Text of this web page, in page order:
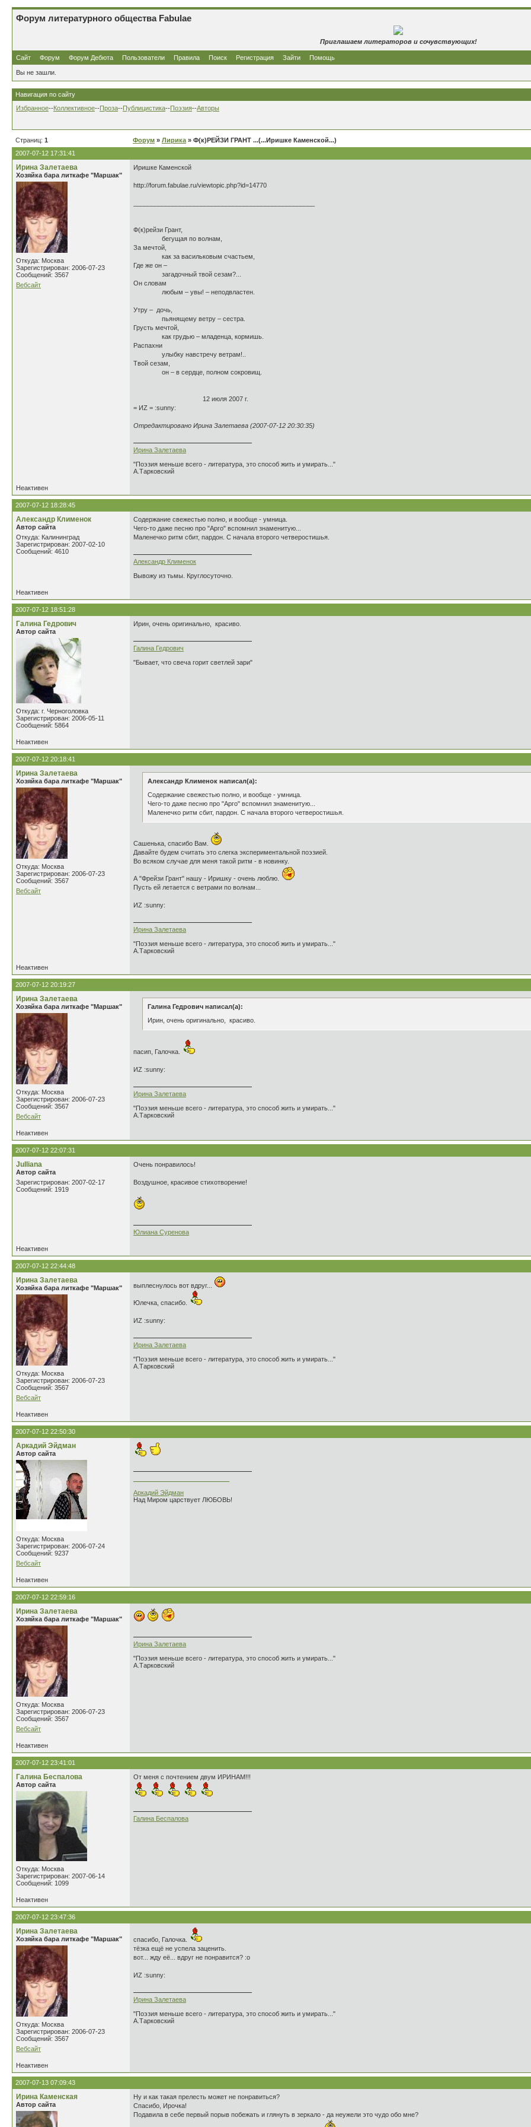
Форум литературного общества Fabulae
Приглашаем литераторов и сочувствующих!
Сайт Форум Форум Дебюта Пользователи Правила Поиск Регистрация Зайти Помощь
Вы не зашли.
Навигация по сайту
Избранное--Коллективное--Проза--Публицистика--Поэзия--Авторы
Страниц: 1 Форум » Лирика » Ф(к)РЕЙЗИ ГРАНТ ...(...Иришке Каменской...)
2007-07-12 17:31:41
Ирина Залетаева
Хозяйка бара литкафе "Маршак"
Откуда: Москва
Зарегистрирован: 2006-07-23
Сообщений: 3567
Вебсайт
Иришке Каменской
http://forum.fabulae.ru/viewtopic.php?id=14770
Ф(к)рейзи Грант,
бегущая по волнам,
За мечтой,
как за васильковым счастьем,
Где же он –
загадочный твой сезам?...
Он словам
любым – увы! – неподвластен.
Утру – дочь,
пьянящему ветру – сестра.
Грусть мечтой,
как грудью – младенца, кормишь.
Распахни
улыбку навстречу ветрам!..
Твой сезам,
он – в сердце, полном сокровищ.
12 июля 2007 г.
= ИZ = :sunny:
Отредактировано Ирина Залетаева (2007-07-12 20:30:35)
Ирина Залетаева
"Поэзия меньше всего - литература, это способ жить и умирать..."
А.Тарковский
Неактивен
2007-07-12 18:28:45
Александр Клименок
Автор сайта
Откуда: Калининград
Зарегистрирован: 2007-02-10
Сообщений: 4610
Содержание свежестью полно, и вообще - умница.
Чего-то даже песню про "Арго" вспомнил знаменитую...
Маленечко ритм сбит, пардон. С начала второго четверостишья.
Александр Клименок
Вывожу из тьмы. Круглосуточно.
Неактивен
2007-07-12 18:51:28
Галина Гедрович
Автор сайта
Откуда: г. Черноголовка
Зарегистрирован: 2006-05-11
Сообщений: 5864
Ирин, очень оригинально, красиво.
Галина Гедрович
"Бывает, что свеча горит светлей зари"
Неактивен
2007-07-12 20:18:41
Ирина Залетаева
Хозяйка бара литкафе "Маршак"
Откуда: Москва
Зарегистрирован: 2006-07-23
Сообщений: 3567
Вебсайт
Александр Клименок написал(а):
Содержание свежестью полно, и вообще - умница.
Чего-то даже песню про "Арго" вспомнил знаменитую...
Маленечко ритм сбит, пардон. С начала второго четверостишья.
Сашенька, спасибо Вам.
Давайте будем считать это слегка экспериментальной поэзией.
Во всяком случае для меня такой ритм - в новинку.
А "Фрейзи Грант" нашу - Иришку - очень люблю.
Пусть ей летается с ветрами по волнам...
ИZ :sunny:
Ирина Залетаева
"Поэзия меньше всего - литература, это способ жить и умирать..."
А.Тарковский
Неактивен
2007-07-12 20:19:27
Ирина Залетаева
Хозяйка бара литкафе "Маршак"
Откуда: Москва
Зарегистрирован: 2006-07-23
Сообщений: 3567
Вебсайт
Галина Гедрович написал(а):
Ирин, очень оригинально, красиво.
пасип, Галочка.
ИZ :sunny:
Ирина Залетаева
"Поэзия меньше всего - литература, это способ жить и умирать..."
А.Тарковский
Неактивен
2007-07-12 22:07:31
Julliana
Автор сайта
Зарегистрирован: 2007-02-17
Сообщений: 1919
Очень понравилось!
Воздушное, красивое стихотворение!
Юлиана Суренова
Неактивен
2007-07-12 22:44:48
Ирина Залетаева
Хозяйка бара литкафе "Маршак"
Откуда: Москва
Зарегистрирован: 2006-07-23
Сообщений: 3567
Вебсайт
выплеснулось вот вдруг...
Юлечка, спасибо.
ИZ :sunny:
Ирина Залетаева
"Поэзия меньше всего - литература, это способ жить и умирать..."
А.Тарковский
Неактивен
2007-07-12 22:50:30
Аркадий Эйдман
Автор сайта
Откуда: Москва
Зарегистрирован: 2006-07-24
Сообщений: 9237
Вебсайт
Аркадий Эйдман
Над Миром царствует ЛЮБОВЬ!
Неактивен
2007-07-12 22:59:16
Ирина Залетаева
Хозяйка бара литкафе "Маршак"
Откуда: Москва
Зарегистрирован: 2006-07-23
Сообщений: 3567
Вебсайт
Ирина Залетаева
"Поэзия меньше всего - литература, это способ жить и умирать..."
А.Тарковский
Неактивен
2007-07-12 23:41:01
Галина Беспалова
Автор сайта
Откуда: Москва
Зарегистрирован: 2007-06-14
Сообщений: 1099
От меня с почтением двум ИРИНАМ!!!
Галина Беспалова
Неактивен
2007-07-12 23:47:36
Ирина Залетаева
Хозяйка бара литкафе "Маршак"
Откуда: Москва
Зарегистрирован: 2006-07-23
Сообщений: 3567
Вебсайт
спасибо, Галочка.
тёзка ещё не успела заценить.
вот... жду её... вдруг не понравится? :o
ИZ :sunny:
Ирина Залетаева
"Поэзия меньше всего - литература, это способ жить и умирать..."
А.Тарковский
Неактивен
2007-07-13 07:09:43
Ирина Каменская
Автор сайта
Ну и как такая прелесть может не понравиться?
Спасибо, Ирочка!
Подавила в себе первый порыв побежать и глянуть в зеркало - да неужели это чудо обо мне?